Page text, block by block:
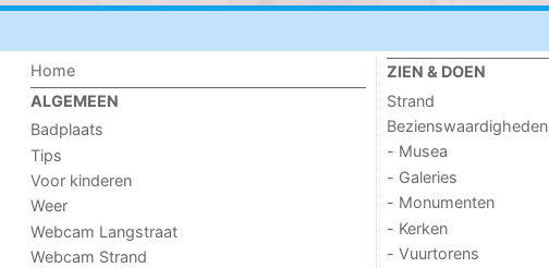
Home
ALGEMEEN
Badplaats
Tips
Voor kinderen
Weer
Webcam Langstraat
Webcam Strand
ZIEN & DOEN
Strand
Bezienswaardigheden
- Musea
- Galeries
- Monumenten
- Kerken
- Vuurtorens